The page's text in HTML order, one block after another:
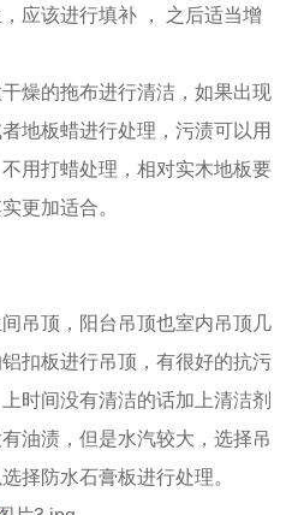
应该进行填补 ， 之后适当增
燥的拖布进行清洁，如果出现
地板蜡进行处理，污渍可以用
用打蜡处理，相对实木地板要
更加适合。
吊顶，阳台吊顶也室内吊顶几
扣板进行吊顶，有很好的抗污
时间没有清洁的话加上清洁剂
油渍，但是水汽较大，选择吊
择防水石膏板进行处理。